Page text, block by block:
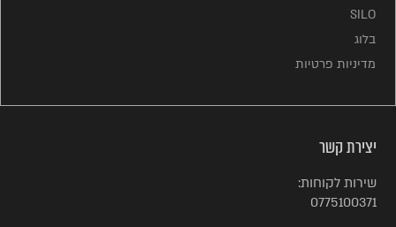
SILO
בלוג
מדיניות פרטיות
יצירת קשר
שירות לקוחות:
0775100371